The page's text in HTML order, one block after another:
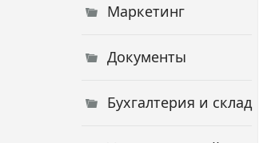
Маркетинг
Документы
Бухгалтерия и склад